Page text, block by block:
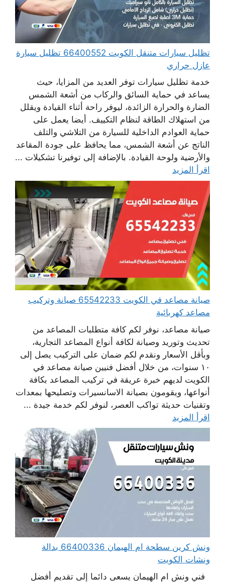
تظليل سيارات متنقل الكويت 66400552 تظليل سيارة
عازل حراري
خدمة تظليل سيارات توفر العديد من المزايا، حيث
يساعد في حماية السائق والركاب من أشعة الشمس
الضارة والحرارة الزائدة، ليوفر راحة أثناء القيادة ويقلل
من استهلاك الطاقة لنظام التكييف. أيضا يعمل على
حماية العوادم الداخلية للسيارة من التلاشي والتلف
الناتج عن أشعة الشمس، مما يحافظ على جودة المقاعد
والأرضية ولوحة القيادة. بالإضافة إلى توفيرنا تشكيلات ...
اقرأ المزيد
صيانة مصاعد في الكويت 65542233 صيانة وتركيب
مصاعد كهربائية
صيانة مصاعد، نوفر لكم كافة متطلبات المصاعد من
تحديث وتوريد وصيانة لكافة أنواع المصاعد التجارية،
وبأقل الأسعار ونقدم لكم ضمان على التركيب يصل إلى
١٠ سنوات، من خلال أفضل فنيين صيانة مصاعد في
الكويت لديهم خبرة عريقة في تركيب المصاعد بكافة
أنواعها، ويقومون بصيانة الاسانسيرات وتصليحها بمعدات
وتقنيات حديثة تواكب العصر، لنوفر لكم خدمة جيدة ...
اقرأ المزيد
ونش كرين سطحة ام الهيمان 66400336 بدالة
ونشات الكويت
فني ونش ام الهيمان يسعى دائما إلى تقديم أفضل